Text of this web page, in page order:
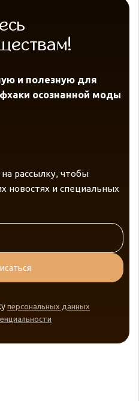
и полезную для
осознанной моды
рассылку, чтобы
новостях и специальных
персональных данных